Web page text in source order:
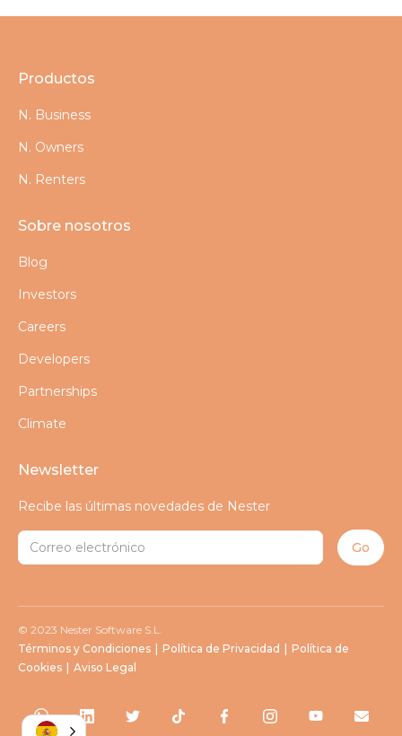
Productos
N. Business
N. Owners
N. Renters
Sobre nosotros
Blog
Investors
Careers
Developers
Partnerships
Climate
Newsletter
Recibe las últimas novedades de Nester
© 2023 Nester Software S.L.
Términos y Condiciones
Política de Privacidad
Política de
Cookies
Aviso Legal